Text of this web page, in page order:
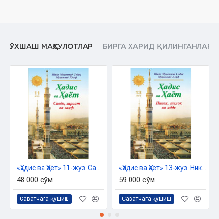
Ҳәдисти тексериў 34
Муҳаддислер 41
Сүннет ҳәм фақиҳлар 52
Муҳаддис имамлар ҳәм фиқҳий мәзҳаблар 63
Сүннеттиң санад тәрепинен бөлиниўи 68
Ҳәдис пенен бекитилген ҳүкимлердиң төртке бөлиниўи 70
Пайғамбар алайҳиссаламнан болған әмеллердиң түрлери 72
Ҳәдис пенен бекитилген ҳүкимниң дәрежеси 75
Сүннеттиң уламалар қолланыўында түрли мәнилерди
аңлатыўы 80
Сүннет муҳаддислер қолланыўында 81
Сүннет фақиҳлар қолланыўында 83
Сүннет усулы фиқҳ уламалары қолланыўында 84
Сүннет саҳабалар қолланыўында 85
Муҳаммад саллаллаҳу алайҳи ўа салламнан болған
нәрселердиң екиге бөлиниўи 93
Муҳаммад саллаллаҳу алайҳи ўа салламнан пайғамбарлық
ЎХШАШ МАҲСУЛОТЛАР БИРГА ХАРИД ҚИЛИНГАНЛАР
48 000 сўм
Саватчага қўшиш
59 000 сўм
Саватчага қўшиш